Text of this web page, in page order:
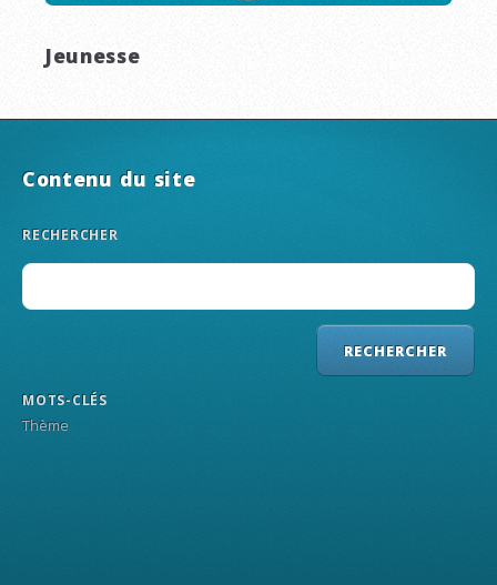
Jeunesse
Contenu du site
RECHERCHER
MOTS-CLÉS
Thème